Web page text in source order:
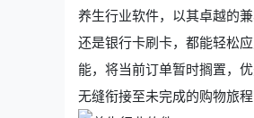
养生行业软件，以其卓越的
还是银行卡刷卡，都能轻松
能，将当前订单暂时搁置，
无缝衔接至未完成的购物旅